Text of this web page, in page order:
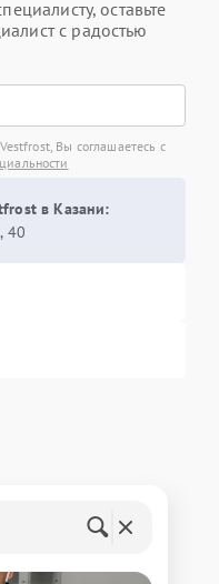
оставьте
с радостью
Вы соглашаетесь с
в Казани:
40